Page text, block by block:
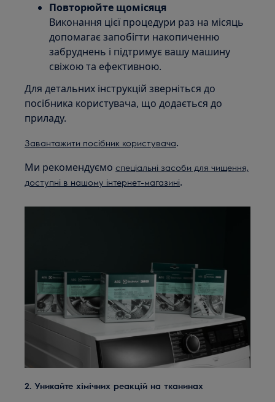
Повторюйте щомісяця
Виконання цієї процедури раз на місяць
допомагає запобігти накопиченню
забруднень і підтримує вашу машину
свіжою та ефективною.
Для детальних інструкцій зверніться до
посібника користувача, що додається до
приладу.
Завантажити посібник користувача.
Ми рекомендуємоспеціальні засоби для чищення,
доступні в нашому інтернет-магазині.
2. Уникайте хімічних реакцій на тканинах